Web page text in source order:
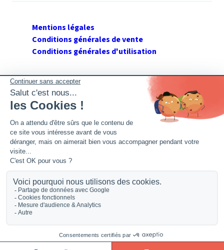
Mentions légales
Conditions générales de vente
Conditions générales d'utilisation
SUIVEZ GERANT DE SARL
Twitter
Facebook
Montpellier. Siret : 394 264 709 00020. R.C.S. Montpellier.